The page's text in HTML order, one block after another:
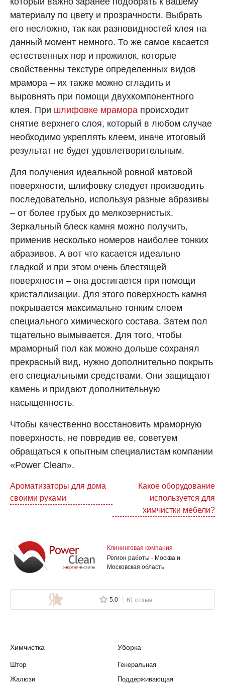
материалу по цвету и прозрачности. Выбрать
его несложно, так как разновидностей клея на
данный момент немного. То же самое касается
естественных пор и прожилок, которые
свойственны текстуре определенных видов
мрамора – их также можно сгладить и
выровнять при помощи двухкомпонентного
клея. При шлифовке мрамора происходит
снятие верхнего слоя, который в любом случае
необходимо укреплять клеем, иначе итоговый
результат не будет удовлетворительным.
Для получения идеальной ровной матовой
поверхности, шлифовку следует производить
последовательно, используя разные абразивы
– от более грубых до мелкозернистых.
Зеркальный блеск камня можно получить,
применив несколько номеров наиболее тонких
абразивов. А вот что касается идеально
гладкой и при этом очень блестящей
поверхности – она достигается при помощи
кристаллизации. Для этого поверхность камня
покрывается максимально тонким слоем
специального химического состава. Затем пол
тщательно вымывается. Для того, чтобы
мраморный пол как можно дольше сохранял
прекрасный вид, нужно дополнительно покрыть
его специальными средствами. Они защищают
камень и придают дополнительную
насыщенность.
Чтобы качественно восстановить мраморную
поверхность, не повредив ее, советуем
обращаться к опытным специалистам компании
«Power Clean».
Навигация
по
Ароматизаторы для дома
своими руками
Какое оборудование
используется для
химчистки мебели?
Клининговая компания
Регион работы - Москва и
Московская область
5.0 61 отзыв
Химчистка
Штор
Жалюзи
Уборка
Генеральная
Поддерживающая